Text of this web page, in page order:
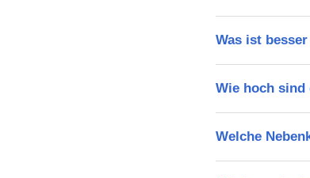
Was ist
Wie hoch
Welche